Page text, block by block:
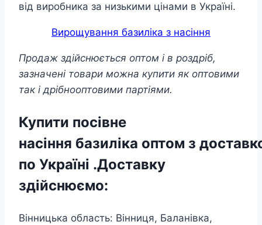
від виробника за низькими цінами в Україні.
Вирощування базиліка з насіння
Продаж здійснюється оптом і в роздріб,
зазначені товари можна купити як оптовими
так і дрібнооптовими партіями.
Купити посівне
насіння базиліка оптом з
по Україні .Доставку
здійснюємо:
Вінницька область: Вінниця, Баланівка,